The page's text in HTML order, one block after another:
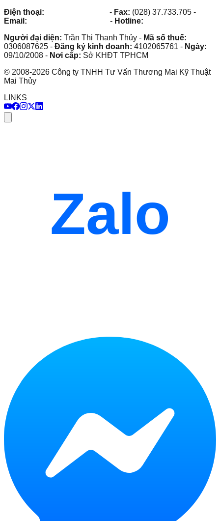
Điện thoại:
- Fax: (028) 37.733.705 -
Email:
- Hotline:
Người đại diện: Trần Thị Thanh Thủy - Mã số thuế:
0306087625 - Đăng ký kinh doanh: 4102065761 - Ngày:
09/10/2008 - Nơi cấp: Sở KHĐT TPHCM
© 2008-2026 Công ty TNHH Tư Vấn Thương Mai Kỹ Thuật
Mai Thủy
LINKS
Zalo